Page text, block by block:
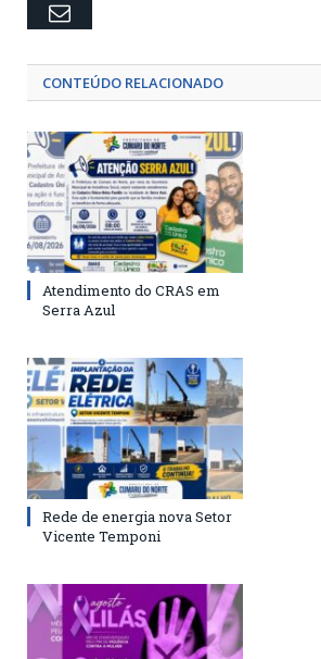
Email
CONTEÚDO RELACIONADO
Atendimento do CRAS em
Serra Azul
Rede de energia nova Setor
Vicente Temponi